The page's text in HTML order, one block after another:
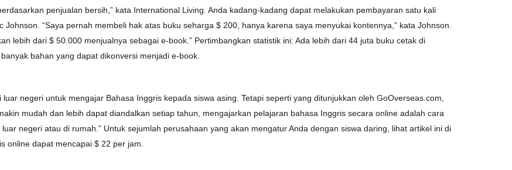
penjualan bersih,” kata International Living. Anda kadang-kadang dapat melakukan pembayaran satu kali
“Saya pernah membeli hak atas buku seharga $ 200, hanya karena saya menyukai kontennya,” kata Johnson.
lebih dari $ 50.000 menjualnya sebagai e-book.” Pertimbangkan statistik ini: Ada lebih dari 44 juta buku cetak di
bahan yang dapat dikonversi menjadi e-book.
negeri untuk mengajar Bahasa Inggris kepada siswa asing. Tetapi seperti yang ditunjukkan oleh GoOverseas.com,
mudah dan lebih dapat diandalkan setiap tahun, mengajarkan pelajaran bahasa Inggris secara online adalah cara
negeri atau di rumah.” Untuk sejumlah perusahaan yang akan mengatur Anda dengan siswa daring, lihat artikel ini di
online dapat mencapai $ 22 per jam.